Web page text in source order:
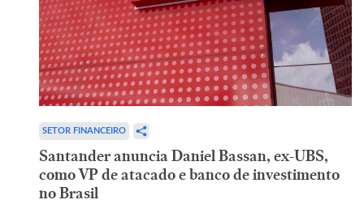
SETOR FINANCEIRO
Santander anuncia Daniel Bassan, ex-UBS,
como VP de atacado e banco de investimento
no Brasil